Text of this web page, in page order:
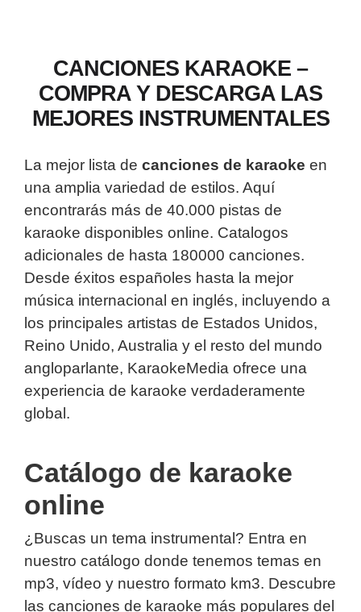
CANCIONES KARAOKE –
COMPRA Y DESCARGA LAS
MEJORES INSTRUMENTALES
La mejor lista de canciones de karaoke en
una amplia variedad de estilos. Aquí
encontrarás más de 40.000 pistas de
karaoke disponibles online. Catalogos
adicionales de hasta 180000 canciones.
Desde éxitos españoles hasta la mejor
música internacional en inglés, incluyendo a
los principales artistas de Estados Unidos,
Reino Unido, Australia y el resto del mundo
angloparlante, KaraokeMedia ofrece una
experiencia de karaoke verdaderamente
global.
Catálogo de karaoke
online
¿Buscas un tema instrumental? Entra en
nuestro catálogo donde tenemos temas en
mp3, vídeo y nuestro formato km3. Descubre
las canciones de karaoke más populares del